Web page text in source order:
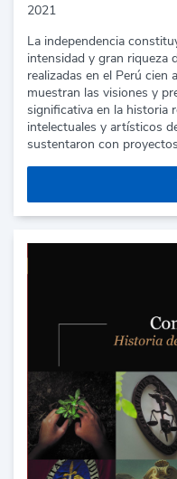
2021
La independencia
intensidad y gran riqueza
realizadas en el Perú cien
muestran las visiones y
significativa en la historia
intelectuales y artísticos
sustentaron con